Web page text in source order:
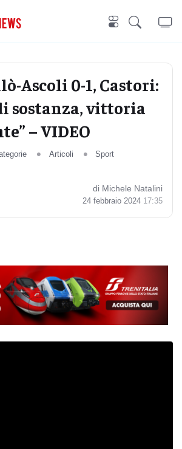
Ascoli 0-1, Castori:
sostanza, vittoria
– VIDEO
Articoli
Sport
di Michele Natalini
24 febbraio 2024 17:35